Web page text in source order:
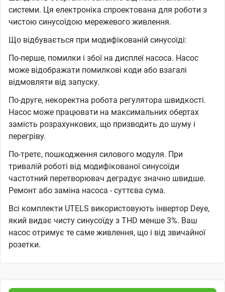
системи. Ця електроніка спроектована для роботи з
чистою синусоїдою мережевого живлення.
Що відбувається при модифікованій синусоїді:
По-перше, помилки і збої на дисплеї насоса. Насос
може відображати помилкові коди або взагалі
відмовляти від запуску.
По-друге, некоректна робота регулятора швидкості.
Насос може працювати на максимальних обертах
замість розрахункових, що призводить до шуму і
перегріву.
По-третє, пошкодження силового модуля. При
тривалій роботі від модифікованої синусоїди
частотний перетворювач деградує значно швидше.
Ремонт або заміна насоса - суттєва сума.
Всі комплекти UTELS використовують інвертор Deye,
який видає чисту синусоїду з THD менше 3%. Ваш
насос отримує те саме живлення, що і від звичайної
розетки.